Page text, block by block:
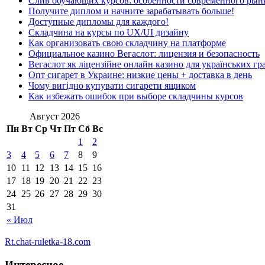
Получите диплом и начните зарабатывать больше!
Доступные дипломы для каждого!
Складчина на курсы по UX/UI дизайну
Как организовать свою складчину на платформе
Официальное казино Вегаслот: лицензия и безопасность
Вегаслот як ліцензійне онлайн казино для українських
Опт сигарет в Украине: низкие цены + доставка в день
Чому вигідно купувати сигарети ящиком
Как избежать ошибок при выборе складчины курсов
Август 2026
Пн Вт Ср Чт Пт Сб Вс
« Июл
1
2
3
4 5 6 7 8
9
10 11 12 13 14 15 16
17 18 19 20 21 22 23
24 25 26 27 28 29 30
31
Rt.chat-ruletka-18.com